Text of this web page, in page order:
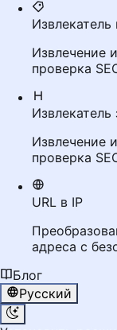
Извлекатель
Извлечение
проверка
Извлекатель
Извлечение
проверка
URL в IP
адреса с
Блог
Русский